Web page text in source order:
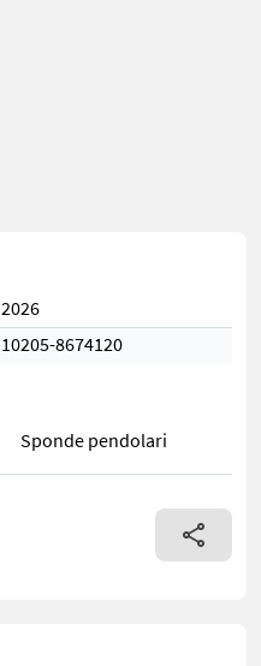
2026
10205-8674120
Sponde pendolari